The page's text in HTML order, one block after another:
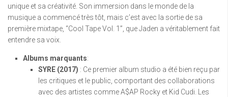
unique et sa créativité. Son immersion dans le monde de la
musique a commencé très tôt, mais c’est avec la sortie de sa
première mixtape, “Cool Tape Vol. 1”, que Jaden a véritablement fait
entendre sa voix.
Albums marquants:
SYRE (2017) : Ce premier album studio a été bien reçu par
les critiques et le public, comportant des collaborations
avec des artistes comme A$AP Rocky et Kid Cudi. Les